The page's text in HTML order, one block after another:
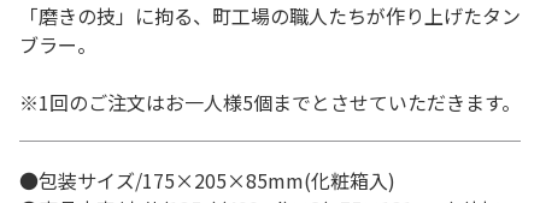
「磨きの技」に拘る、町工場の職人たちが作り上げたタン
ブラー。
※1回のご注文はお一人様5個までとさせていただきます。
●包装サイズ/175×205×85mm(化粧箱入)